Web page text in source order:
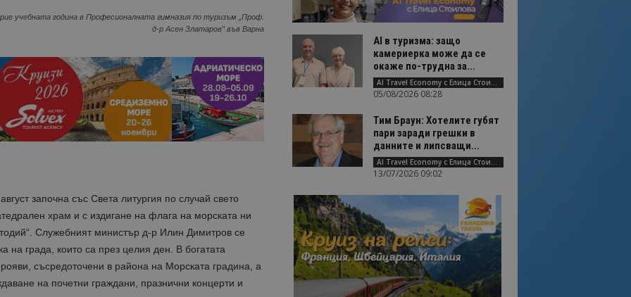
учебната година в Професионалната гимназия по туризъм „Проф.
д-р Асен Златаров” във Варна
започна със Света литургия по случай свето
храм и с издигане на флага на морската ни
Служебният министър д-р Илин Димитров се
на града, които са през целия ден. В богатата
съсредоточени в района на Морската градина, а
на почетни граждани, празнични концерти и
AI в туризма: защо
камериерка може да се
окаже по-трудна за...
AI Travel Economy с Елица Стоилова
05/08/2026 08:28
Тим Браун: Хотелите губят
пари заради грешки в
данните и липсващи...
AI Travel Economy с Елица Стоилова
13/07/2026 09:02